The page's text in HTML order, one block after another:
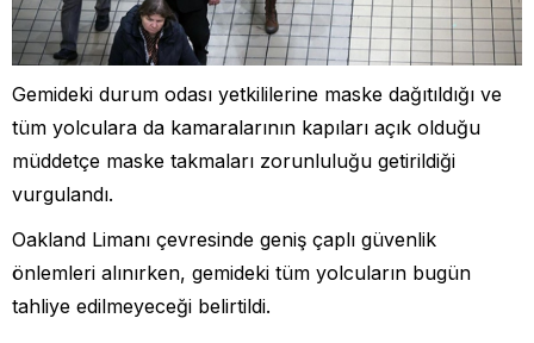
Gemideki durum odası yetkililerine maske dağıtıldığı ve
tüm yolculara da kamaralarının kapıları açık olduğu
müddetçe maske takmaları zorunluluğu getirildiği
vurgulandı.
Oakland Limanı çevresinde geniş çaplı güvenlik
önlemleri alınırken, gemideki tüm yolcuların bugün
tahliye edilmeyeceği belirtildi.